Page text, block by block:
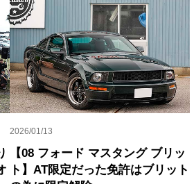
2026/01/13
【08 フォード マスタング ブリッ
ト】AT限定だった免許はブリット